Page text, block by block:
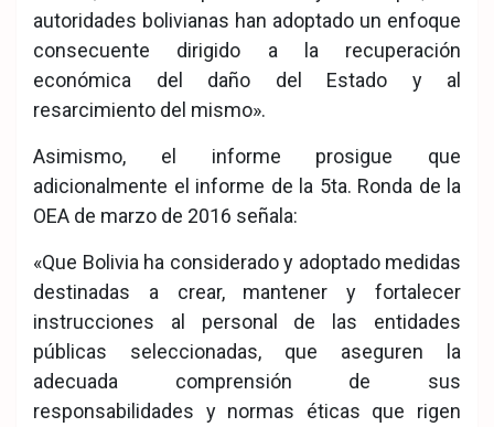
autoridades bolivianas han adoptado un enfoque
consecuente dirigido a la recuperación
económica del daño del Estado y al
resarcimiento del mismo».
Asimismo, el informe prosigue que
adicionalmente el informe de la 5ta. Ronda de la
OEA de marzo de 2016 señala:
«Que Bolivia ha considerado y adoptado medidas
destinadas a crear, mantener y fortalecer
instrucciones al personal de las entidades
públicas seleccionadas, que aseguren la
adecuada comprensión de sus
responsabilidades y normas éticas que rigen